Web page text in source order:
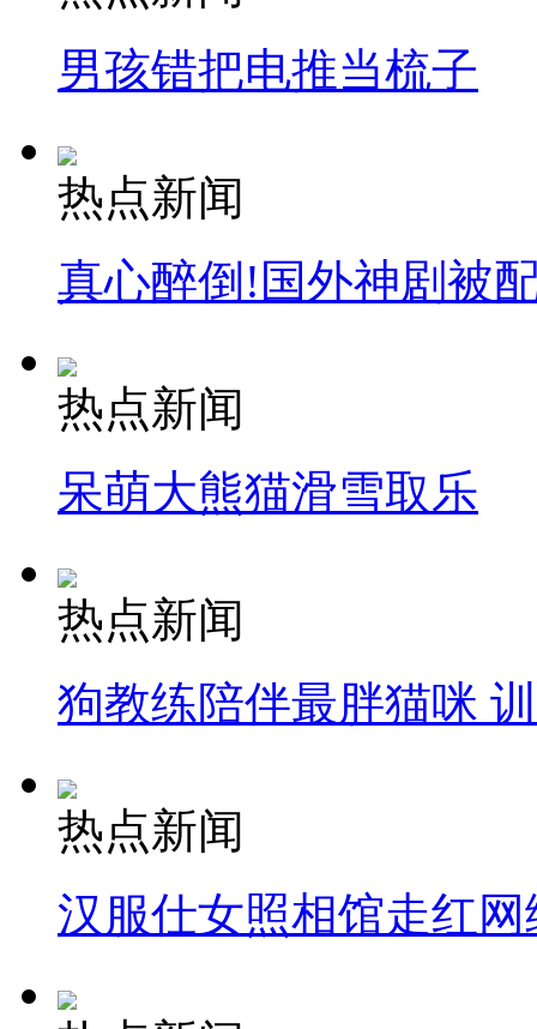
男孩错把电推当梳子
热点新闻
真心醉倒!国外神剧被
热点新闻
呆萌大熊猫滑雪取乐
热点新闻
狗教练陪伴最胖猫咪
热点新闻
汉服仕女照相馆走红网